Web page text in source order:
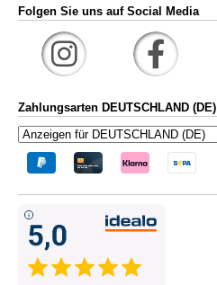
Folgen Sie uns auf Social Media
Zahlungsarten DEUTSCHLAND (DE)